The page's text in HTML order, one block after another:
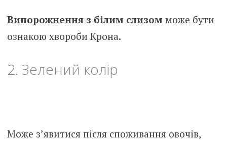
Випорожнення з білим слизом може бути
ознакою хвороби Крона.
2. Зелений колір
Може з’явитися після споживання овочів,